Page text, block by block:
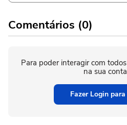
Comentários (0)
Para poder interagir com
na sua
Fazer Login